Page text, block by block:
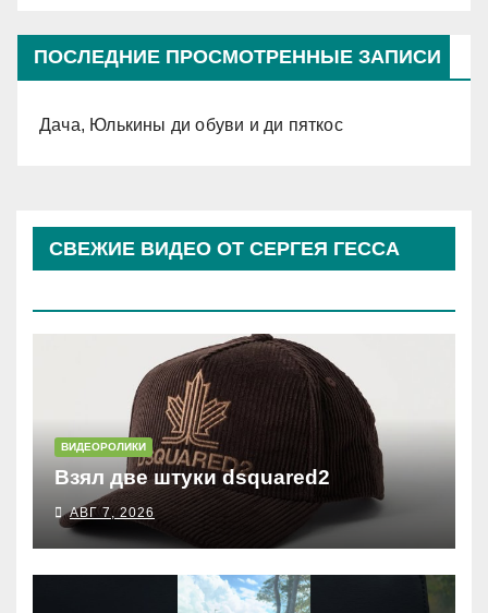
ПОСЛЕДНИЕ ПРОСМОТРЕННЫЕ ЗАПИСИ
Дача, Юлькины ди обуви и ди пяткос
СВЕЖИЕ ВИДЕО ОТ СЕРГЕЯ ГЕССА
ВИДЕОРОЛИКИ
Взял две штуки dsquared2
АВГ 7, 2026